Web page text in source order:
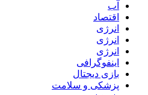
آب
اقتصاد
انرژی
انرژی
انرژی
اینفوگرافی
بازی دیجتال
پزشکی و سلامت